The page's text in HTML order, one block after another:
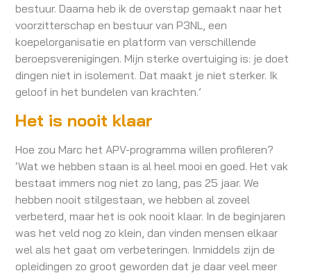
bestuur. Daarna heb ik de overstap gemaakt naar het
voorzitterschap en bestuur van P3NL, een
koepelorganisatie en platform van verschillende
beroepsverenigingen. Mijn sterke overtuiging is: je doet
dingen niet in isolement. Dat maakt je niet sterker. Ik
geloof in het bundelen van krachten.’
Het is nooit klaar
Hoe zou Marc het APV-programma willen profileren?
‘Wat we hebben staan is al heel mooi en goed. Het vak
bestaat immers nog niet zo lang, pas 25 jaar. We
hebben nooit stilgestaan, we hebben al zoveel
verbeterd, maar het is ook nooit klaar. In de beginjaren
was het veld nog zo klein, dan vinden mensen elkaar
wel als het gaat om verbeteringen. Inmiddels zijn de
opleidingen zo groot geworden dat je daar veel meer